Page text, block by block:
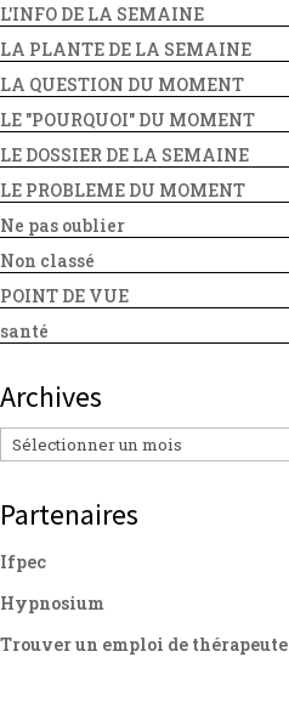
L'INFO DE LA SEMAINE
LA PLANTE DE LA SEMAINE
LA QUESTION DU MOMENT
LE "POURQUOI" DU MOMENT
LE DOSSIER DE LA SEMAINE
LE PROBLEME DU MOMENT
Ne pas oublier
Non classé
POINT DE VUE
santé
Archives
Archives
Partenaires
Ifpec
Hypnosium
Trouver un emploi de thérapeute